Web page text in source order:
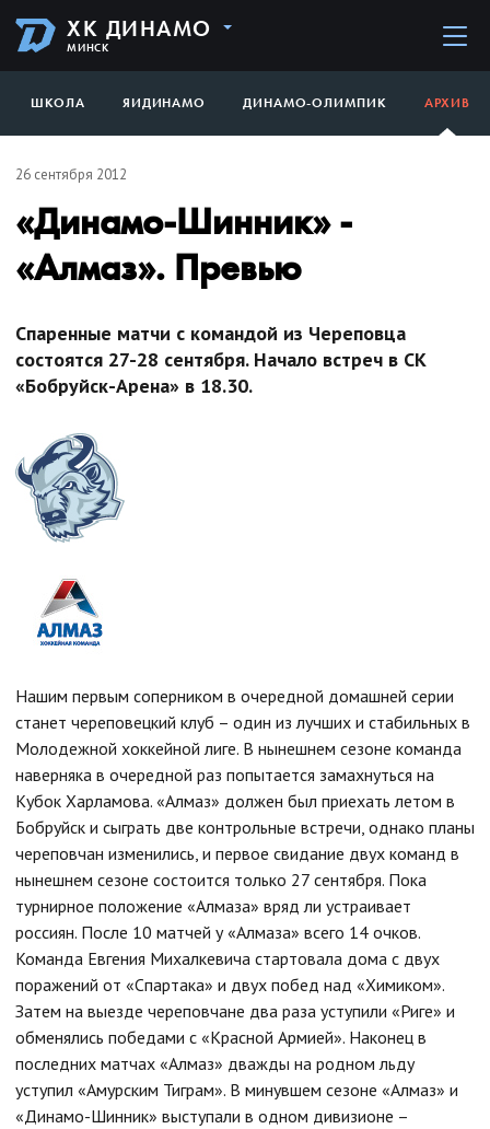
ХК ДИНАМО
МИНСК
ШКОЛА ЯИДИНАМО ДИНАМО-ОЛИМПИК АРХИВ
26 сентября 2012
«Динамо-Шинник» -
«Алмаз». Превью
Спаренные матчи с командой из Череповца
состоятся 27-28 сентября. Начало встреч в СК
«Бобруйск-Арена» в 18.30.
Нашим первым соперником в очередной домашней серии
станет череповецкий клуб – один из лучших и стабильных в
Молодежной хоккейной лиге. В нынешнем сезоне команда
наверняка в очередной раз попытается замахнуться на
Кубок Харламова. «Алмаз» должен был приехать летом в
Бобруйск и сыграть две контрольные встречи, однако планы
череповчан изменились, и первое свидание двух команд в
нынешнем сезоне состоится только 27 сентября. Пока
турнирное положение «Алмаза» вряд ли устраивает
россиян. После 10 матчей у «Алмаза» всего 14 очков.
Команда Евгения Михалкевича стартовала дома с двух
поражений от «Спартака» и двух побед над «Химиком».
Затем на выезде череповчане два раза уступили «Риге» и
обменялись победами с «Красной Армией». Наконец в
последних матчах «Алмаз» дважды на родном льду
уступил «Амурским Тиграм». В минувшем сезоне «Алмаз» и
«Динамо-Шинник» выступали в одном дивизионе –